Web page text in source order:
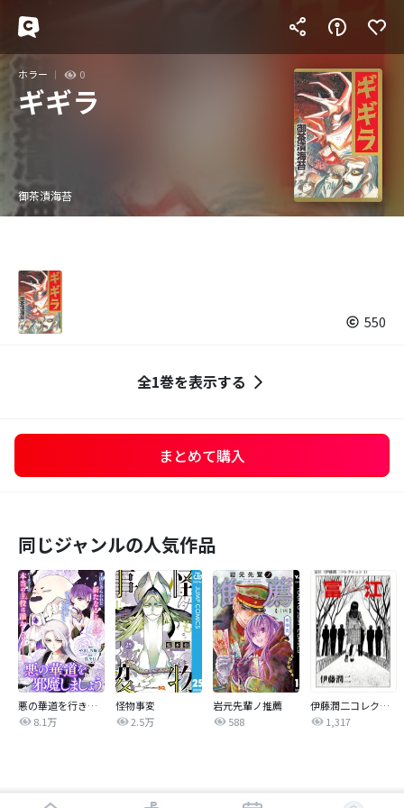
ホラー 0
ギギラ
御茶漬海苔
550
全1巻を表示する
まとめて購入
同じジャンルの人気作品
悪の華道を行きましょう
8.1万
怪物事変
2.5万
岩元先輩ノ推薦
588
伊藤潤二コレクション
1,317